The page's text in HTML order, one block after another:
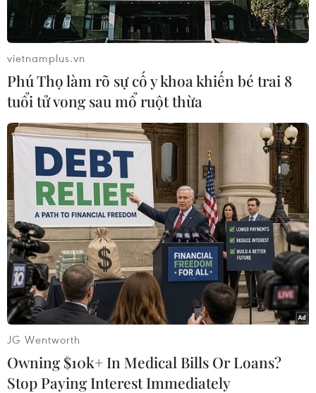
Ngay từ sớm, đã có rất nhiều phật tử đến chính điện chùa
Trung Kính Hạ đợi tổ chức buổi lễ cầu siêu cho các nạn nhân.
(Ảnh: PV/Vietnam+)
vietnamplus.vn
Phú Thọ làm rõ sự cố y khoa khiến bé trai 8
tuổi tử vong sau mổ ruột thừa
JG Wentworth
Owning $10k+ In Medical Bills Or Loans?
Stop Paying Interest Immediately